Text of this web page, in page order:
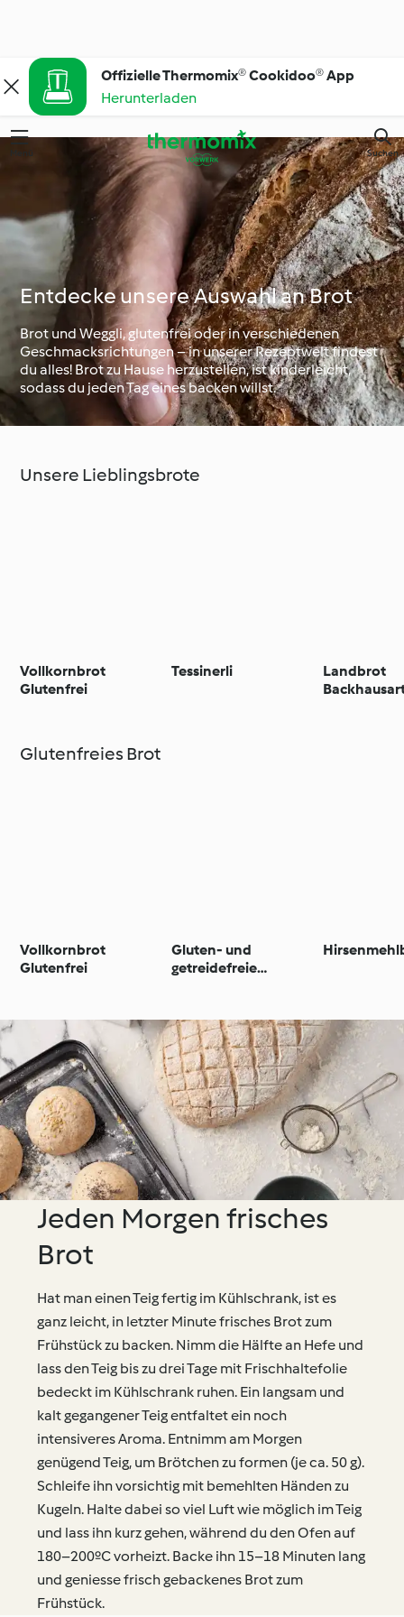
Offizielle Thermomix® Cookidoo® App
Herunterladen
Suchen
Entdecke unsere Auswahl an Brot
Brot und Weggli, glutenfrei oder in verschiedenen
Geschmacksrichtungen – in unserer Rezeptwelt findest
du alles! Brot zu Hause herzustellen, ist kinderleicht,
sodass du jeden Tag eines backen willst.
Unsere Lieblingsbrote
Vollkornbrot
Glutenfrei
Tessinerli
Landbrot
Glutenfreies Brot
Vollkornbrot
Glutenfrei
Gluten- und
getreidefreie
Jeden Morgen frisches
Brot
Hat man einen Teig fertig im Kühlschrank, ist es
ganz leicht, in letzter Minute frisches Brot zum
Frühstück zu backen. Nimm die Hälfte an Hefe und
lass den Teig bis zu drei Tage mit Frischhaltefolie
bedeckt im Kühlschrank ruhen. Ein langsam und
kalt gegangener Teig entfaltet ein noch
intensiveres Aroma. Entnimm am Morgen
genügend Teig, um Brötchen zu formen (je ca. 50 g).
Schleife ihn vorsichtig mit bemehlten Händen zu
Kugeln. Halte dabei so viel Luft wie möglich im Teig
und lass ihn kurz gehen, während du den Ofen auf
180–200ºC vorheizt. Backe ihn 15–18 Minuten lang
und geniesse frisch gebackenes Brot zum
Frühstück.